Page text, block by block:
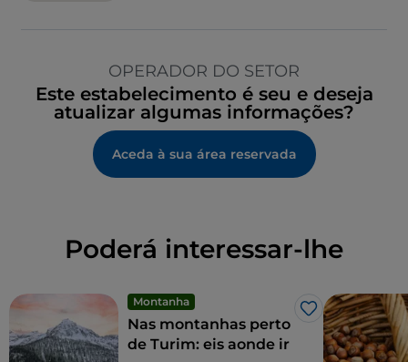
OPERADOR DO SETOR
Este estabelecimento é seu e deseja
atualizar algumas informações?
Aceda à sua área reservada
Poderá interessar-lhe
Montanha
Gosto
Nas montanhas perto
de Turim: eis aonde ir